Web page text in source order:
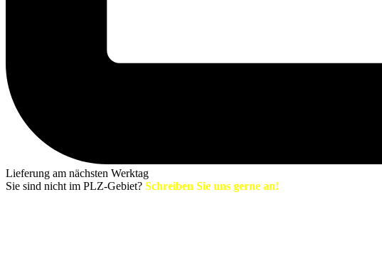
Lieferung am nächsten Werktag
Sie sind nicht im PLZ-Gebiet? Schreiben Sie uns gerne an!